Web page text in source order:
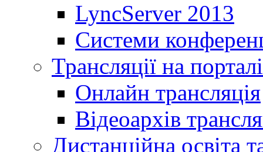
LyncServer 2013
Системи
Трансляції на порталі
Онлайн трансляція
Відеоархів
Дистанційна освіта